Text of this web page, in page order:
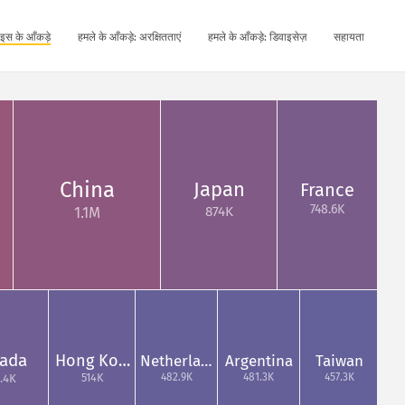
के आँकड़े हमले के आँकड़े: अरक्षितताएं हमले के आँकड़े: डिवाइसेज़ सहायता
China
1.1M
Japan
874K
France
748.6K
Hong Ko…
514K
Netherla…
482.9K
Argentina
481.3K
Taiwan
457.3K